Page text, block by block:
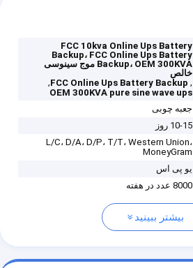
FCC 10kva Online Ups Battery
Backup، FCC Online Ups Battery
Backup، OEM 300KVA موج سینوسی
خالص
,
FCC Online Ups Battery Backup
,
OEM 300KVA pure sine wave ups
جعبه چوبی
10-15 روز
L/C، D/A، D/P، T/T، Western Union،
MoneyGram
یو پی اس
8000 عدد در هفته
بیشتر ببینید